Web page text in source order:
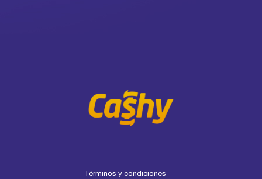
Términos y condiciones